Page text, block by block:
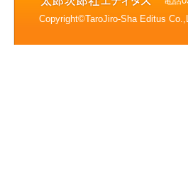
Copyright©TaroJiro-Sha Editus